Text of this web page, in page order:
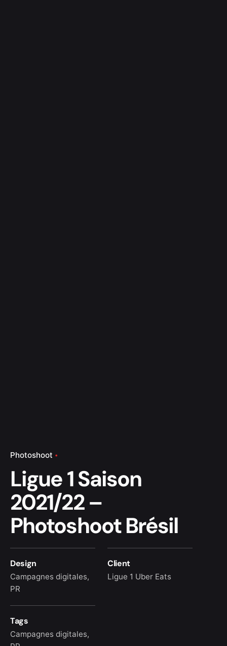
Photoshoot
Ligue 1 Saison
2021/22 –
Photoshoot Brésil
Design
Campagnes digitales,
PR
Client
Ligue 1 Uber Eats
Tags
Campagnes digitales,